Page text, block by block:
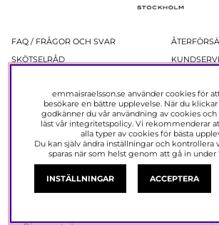
FAQ / FRÅGOR OCH SVAR
SKÖTSELRÅD
BYTEN OCH RETURER
PRESENTKORT
OM OSS
PRESS
BILDBANK
Nyhetsbrev
Ta del av erbjudanden och produktnyheter före alla
Registera dig nu så får du 15% rabatt på ditt nästa köp.
emmaisraelsson.se använder cookies för
besökare en bättre upplevelse. När du
godkänner du vår användning av cookies
läst vår integritetspolicy. Vi rekommenderar
alla typer av cookies för bästa
Du kan själv ändra inställningar och kontrollera
sparas när som helst genom att gå in under
INSTÄLLNINGAR ACCEPTERA